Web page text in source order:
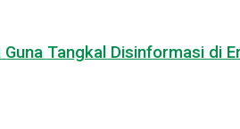
Tangkal Disinformasi di